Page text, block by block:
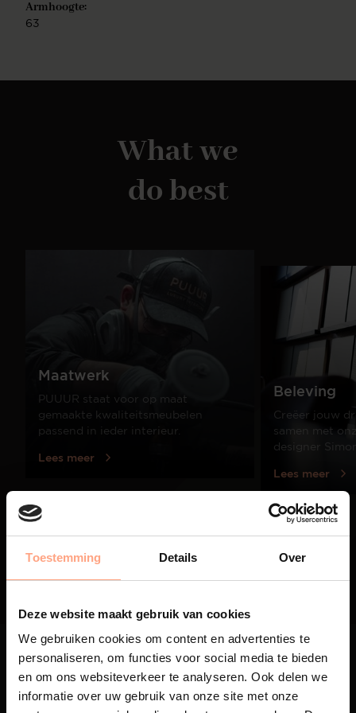
Toestemming Details Over
Deze website maakt gebruik van cookies
We gebruiken cookies om content en advertenties te
personaliseren, om functies voor social media te bieden
en om ons websiteverkeer te analyseren. Ook delen we
informatie over uw gebruik van onze site met onze
Armhoogte:
63
What we
do best
Maatwerk
PUUUR staat voor op maat
gemaakte kwaliteitsmeubelen
passend in ieder interieur.
Lees meer
Beleving
Creëer jouw
samen met
designer
Lees meer